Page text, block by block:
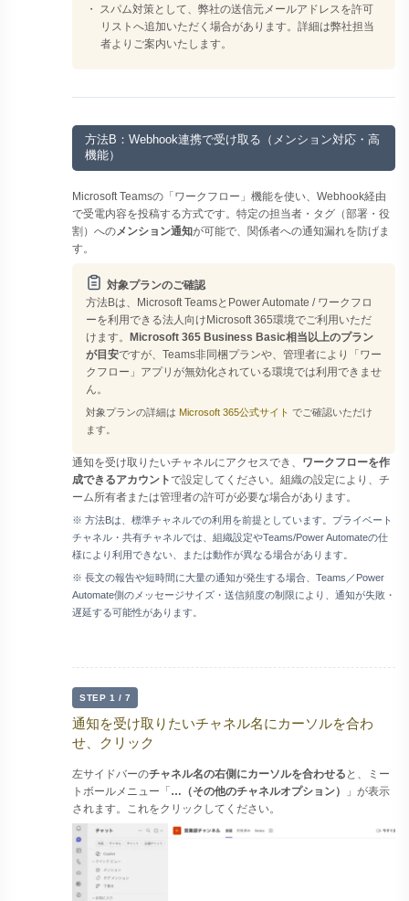
・ スパム対策として、弊社の送信元メールアドレスを許可
リストへ追加いただく場合があります。詳細は弊社担当
者よりご案内いたします。
方法B：Webhook連携で受け取る（メンション対応・高
機能）
Microsoft Teamsの「ワークフロー」機能を使い、Webhook経由
で受電内容を投稿する方式です。特定の担当者・タグ（部署・役
割）への メンション通知が可能で、関係者への通知漏れを防げま
す。
対象プランのご確認
方法Bは、Microsoft TeamsとPower Automate / ワークフロ
ーを利用できる法人向けMicrosoft 365環境でご利用いただ
けます。 Microsoft 365 Business Basic相当以上のプラン
が目安ですが、Teams非同梱プランや、管理者により「ワー
クフロー」アプリが無効化されている環境では利用できませ
ん。
対象プランの詳細は Microsoft 365公式サイト でご確認いただけ
ます。
通知を受け取りたいチャネルにアクセスでき、 ワークフローを作
成できるアカウントで設定してください。組織の設定により、チ
ーム所有者または管理者の許可が必要な場合があります。
※ 方法Bは、標準チャネルでの利用を前提としています。プライベート
チャネル・共有チャネルでは、組織設定やTeams/Power Automateの仕
様により利用できない、または動作が異なる場合があります。
※ 長文の報告や短時間に大量の通知が発生する場合、Teams／Power
Automate側のメッセージサイズ・送信頻度の制限により、通知が失敗・
遅延する可能性があります。
STEP 1 / 7
通知を受け取りたいチャネル名にカーソルを合わ
せ、クリック
左サイドバーのチャネル名の右側にカーソルを合わせる と、ミー
トボールメニュー「 …（その他のチャネルオプション）
」が表示
されます。これをクリックしてください。